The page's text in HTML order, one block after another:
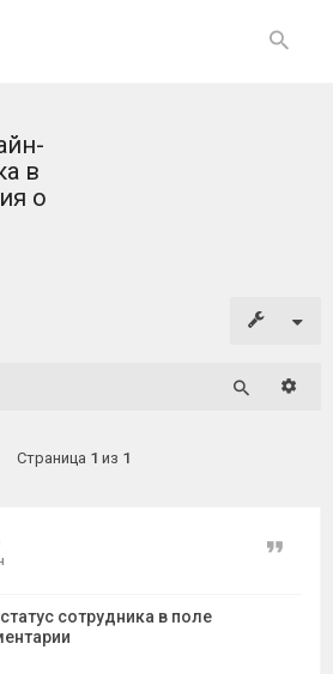
в
о
Страница 1 из 1
сотрудника в поле
Цитата